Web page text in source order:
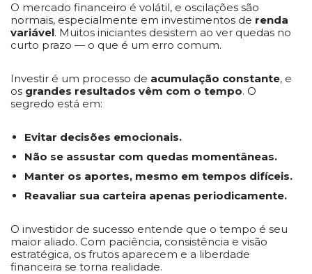
O mercado financeiro é volátil, e oscilações são
normais, especialmente em investimentos de renda
variável. Muitos iniciantes desistem ao ver quedas no
curto prazo — o que é um erro comum.
Investir é um processo de acumulação constante, e
os grandes resultados vêm com o tempo. O
segredo está em:
Evitar decisões emocionais.
Não se assustar com quedas momentâneas.
Manter os aportes, mesmo em tempos difíceis.
Reavaliar sua carteira apenas periodicamente.
O investidor de sucesso entende que o tempo é seu
maior aliado. Com paciência, consistência e visão
estratégica, os frutos aparecem e a liberdade
financeira se torna realidade.